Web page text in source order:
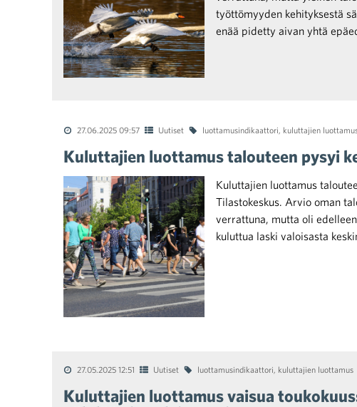
työttömyyden kehityksestä
enää pidetty aivan yhtä
27.06.2025 09:57 Uutiset luottamusindikaattori, kuluttajien
Kuluttajien luottamus talouteen pysyi
Kuluttajien luottamus
Tilastokeskus. Arvio oman
verrattuna, mutta oli
kuluttua laski valoisasta
27.05.2025 12:51 Uutiset luottamusindikaattori, kuluttajien luottamus
Kuluttajien luottamus vaisua
Seuraa toimintaamme